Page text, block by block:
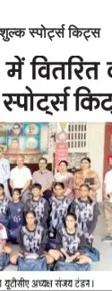
स्पोर्ट्स किट्स